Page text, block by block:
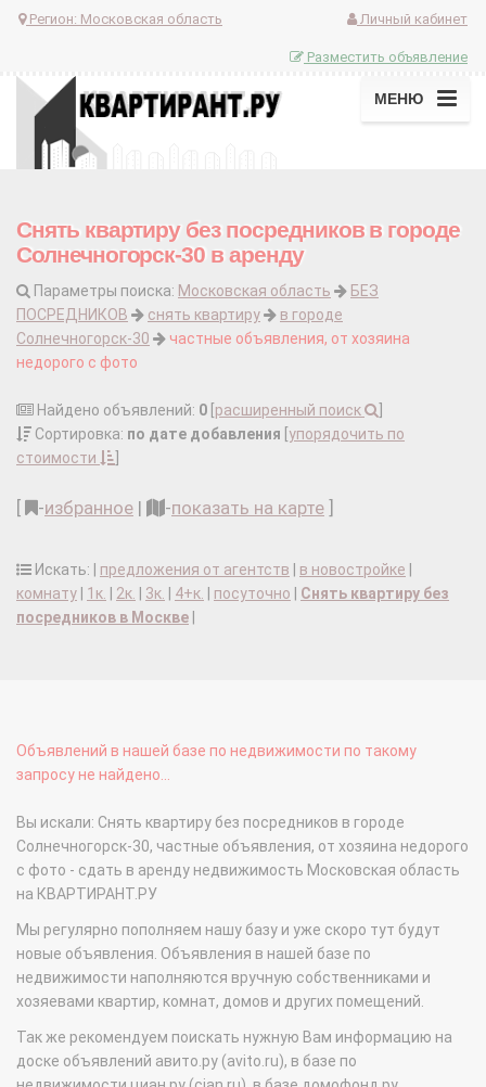
Регион: Московская область Личный кабинет
Разместить объявление
МЕНЮ
Снять квартиру без посредников в городе
Солнечногорск-30 в аренду
Параметры поиска: Московская область
БЕЗ
ПОСРЕДНИКОВ
снять квартиру
в городе
Солнечногорск-30
частные объявления, от хозяина
недорого с фото
Найдено объявлений: 0 расширенный поиск
Сортировка: по дате добавления упорядочить по
стоимости
-избранное | -показать на карте
Искать: | предложения от агентств в новостройке
комнату
1к. 2к. 3к. 4+к. посуточно
Снять квартиру без
посредников в Москве
Объявлений в нашей базе по недвижимости по такому
запросу не найдено...
Вы искали: Снять квартиру без посредников в городе
Солнечногорск-30, частные объявления, от хозяина недорого
с фото - сдать в аренду недвижимость Московская область
на КВАРТИРАНТ.РУ
Мы регулярно пополняем нашу базу и уже скоро тут будут
новые объявления. Объявления в нашей базе по
недвижимости наполняются вручную собственниками и
хозяевами квартир, комнат, домов и других помещений.
Так же рекомендуем поискать нужную Вам информацию на
доске объявлений авито.ру (avito.ru), в базе по